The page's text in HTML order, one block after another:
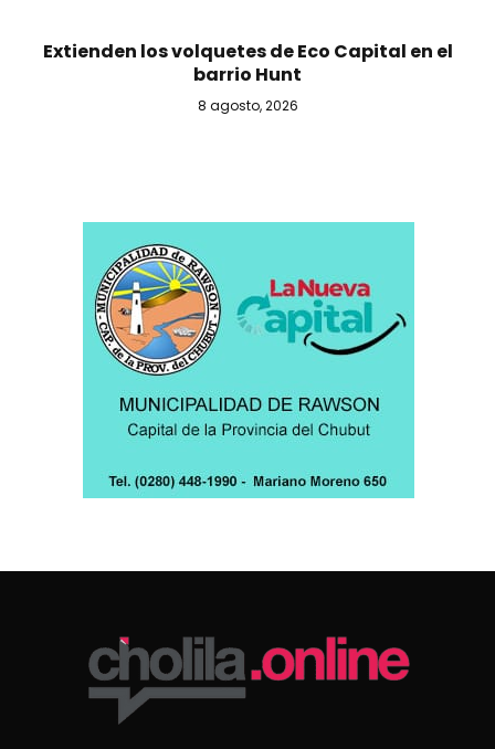
Extienden los volquetes de Eco Capital en el
barrio Hunt
8 agosto, 2026